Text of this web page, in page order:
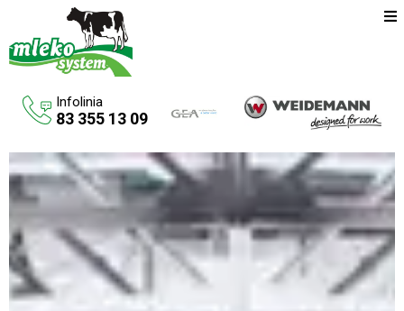
Oferta
Maszyny rolnicze
Budowa budynków inwentarskich
Systemy udojowe konwencjonalne
Infolinia
83 355 13 09